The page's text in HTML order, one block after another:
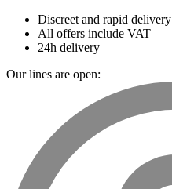
Discreet and rapid delivery
All offers include VAT
24h delivery
Our lines are open: